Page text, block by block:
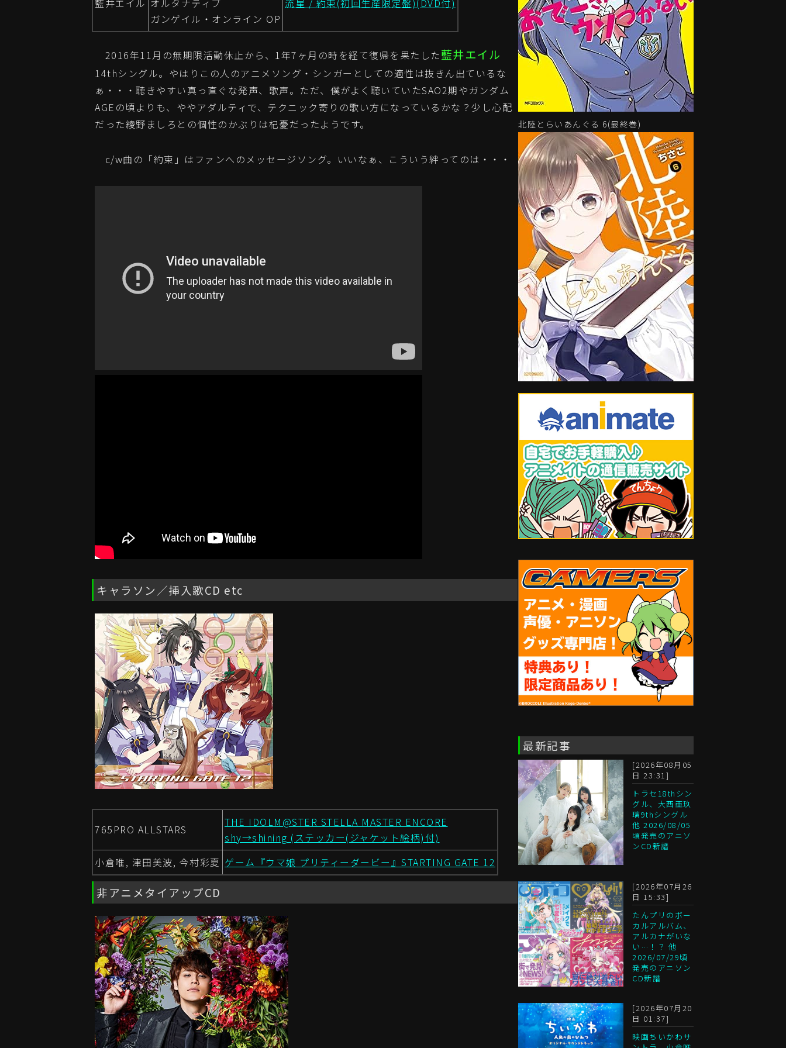
藍井エイル オルタナティブ
ガンゲイル・オンライン OP
流星 / 約束(初回生産限定盤)(DVD付)
2016年11月の無期限活動休止から、1年7ヶ月の時を経て復帰を果たした藍井エイル
14thシングル。やはりこの人のアニメソング・シンガーとしての適性は抜きん出ているな
ぁ・・・聴きやすい真っ直ぐな発声、歌声。ただ、僕がよく聴いていたSAO2期やガンダム
AGEの頃よりも、ややアダルティで、テクニック寄りの歌い方になっているかな？少し心配
だった綾野ましろとの個性のかぶりは杞憂だったようです。
c/w曲の「約束」はファンへのメッセージソング。いいなぁ、こういう絆ってのは・・・
キャラソン／挿入歌CD etc
765PRO ALLSTARS
THE IDOLM@STER STELLA MASTER ENCORE
shy→shining (ステッカー(ジャケット絵柄)付)
小倉唯, 津田美波, 今村彩夏 ゲーム『ウマ娘 プリティーダービー』STARTING GATE 12
非アニメタイアップCD
北陸とらいあんぐる 6(最終巻)
最新記事
[2026年08月05
日 23:31]
トラセ18thシン
グル、大西亜玖
璃9thシングル
他 2026/08/05
頃発売のアニソ
ンCD新譜
[2026年07月26
日 15:33]
たんプリのボー
カルアルバム、
アルカナがいな
い…！？ 他
2026/07/29頃
発売のアニソン
CD新譜
[2026年07月20
日 01:37]
映画ちいかわサ